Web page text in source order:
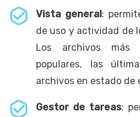
Vista general:
de uso y actividad de
Los archivos más
populares, las
archivos en estado de
Gestor de tareas: